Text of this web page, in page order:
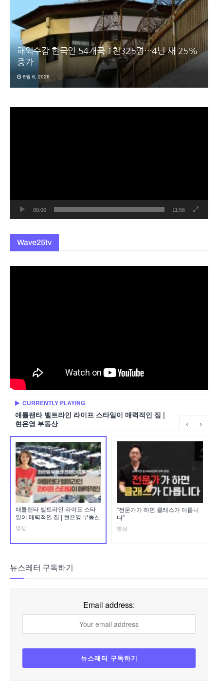
해외수감 한국인 54개국 1천325명…4년 새 25%
증가
8월 6, 2026
00:00 11:56
Wave25tv
CURRENTLY PLAYING
애틀랜타 벨트라인 라이프 스타일이 매력적인 집 |
현은영 부동산
애틀랜타 벨트라인 라이프 스타
일이 매력적인 집 | 현은영 부동산
영상
“전문가가 하면 클래스가 다릅니
다”
영상
뉴스레터 구독하기
Email address: